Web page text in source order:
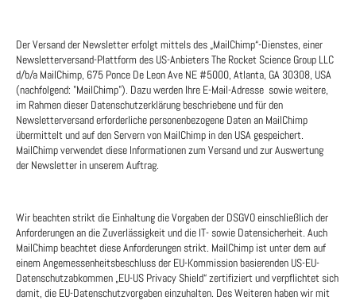
Der Versand der Newsletter erfolgt mittels des „MailChimp“-Dienstes, einer
Newsletterversand-Plattform des US-Anbieters The Rocket Science Group LLC
d/b/a MailChimp, 675 Ponce De Leon Ave NE #5000, Atlanta, GA 30308, USA
(nachfolgend: "MailChimp"). Dazu werden Ihre E-Mail-Adresse sowie weitere,
im Rahmen dieser Datenschutzerklärung beschriebene und für den
Newsletterversand erforderliche personenbezogene Daten an MailChimp
übermittelt und auf den Servern von MailChimp in den USA gespeichert.
MailChimp verwendet diese Informationen zum Versand und zur Auswertung
der Newsletter in unserem Auftrag.
Wir beachten strikt die Einhaltung die Vorgaben der DSGVO einschließlich der
Anforderungen an die Zuverlässigkeit und die IT- sowie Datensicherheit. Auch
MailChimp beachtet diese Anforderungen strikt. MailChimp ist unter dem auf
einem Angemessenheitsbeschluss der EU-Kommission basierenden US-EU-
Datenschutzabkommen „EU-US Privacy Shield“ zertifiziert und verpflichtet sich
damit, die EU-Datenschutzvorgaben einzuhalten. Des Weiteren haben wir mit